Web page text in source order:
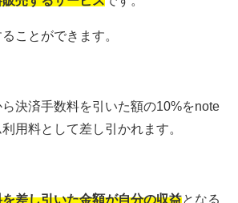
ことができます。
決済手数料を引いた額の10%をnote
用料として差し引かれます。
差し引いた金額が自分の収益となる